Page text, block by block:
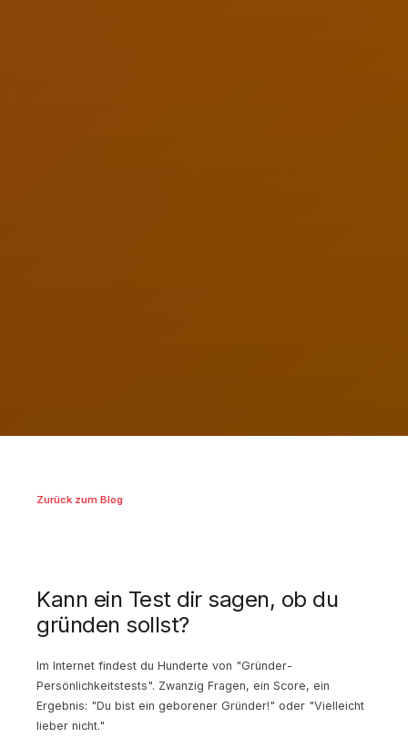
Zurück zum Blog
Kann ein Test dir sagen, ob du
gründen sollst?
Im Internet findest du Hunderte von "Gründer-
Persönlichkeitstests". Zwanzig Fragen, ein Score, ein
Ergebnis: "Du bist ein geborener Gründer!" oder "Vielleicht
lieber nicht."